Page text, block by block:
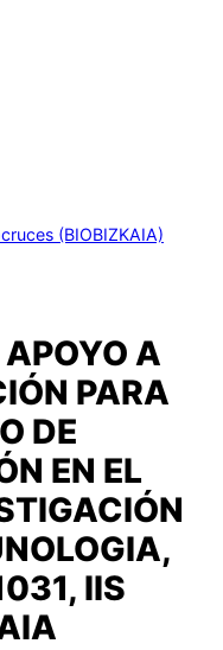
(BIOBIZKAIA)
A
PARA
DE
EN EL
IIS